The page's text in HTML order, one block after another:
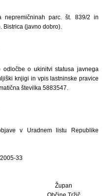
parc. št. 839/2 in
Bistrica (javno dobro).
o ukinitvi statusa javnega
knjigi in vpis lastninske pravice
številka 5883547.
v Uradnem listu Republike
33
Župan